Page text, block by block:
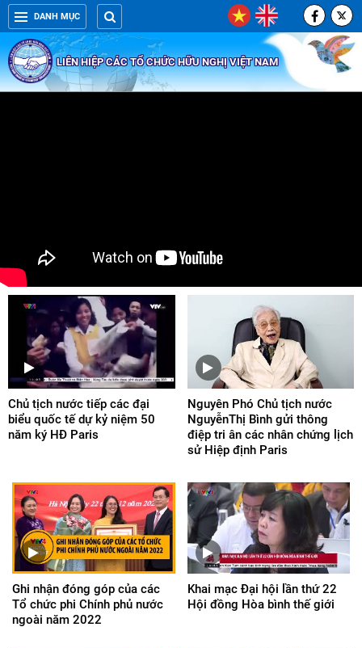
DANH MỤC
LIÊN HIỆP CÁC TỔ CHỨC HỮU NGHỊ VIỆT NAM
Chủ tịch nước tiếp các đại
biểu quốc tế dự kỷ niệm 50
năm ký HĐ Paris
Nguyên Phó Chủ tịch nước
NguyễnThị Bình gửi thông
điệp tri ân các nhân chứng lịch
sử Hiệp định Paris
Ghi nhận đóng góp của các
Tổ chức phi Chính phủ nước
ngoài năm 2022
Khai mạc Đại hội lần thứ 22
Hội đồng Hòa bình thế giới